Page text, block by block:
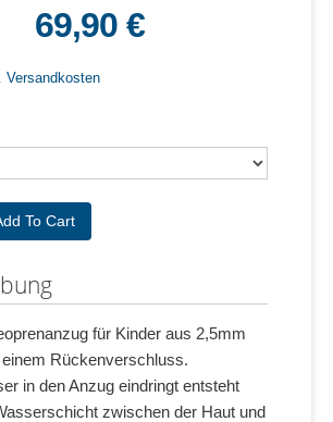
69,90 €
Versandkosten
für Kinder aus 2,5mm
Rückenverschluss.
in den Anzug eindringt entsteht
zwischen der Haut und